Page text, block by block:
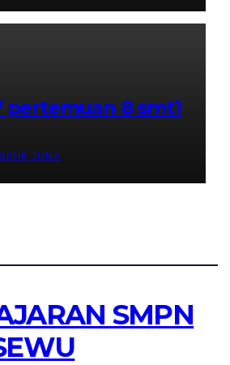
pertemuan 8 smt1
SIDIK JUNA
SMPN